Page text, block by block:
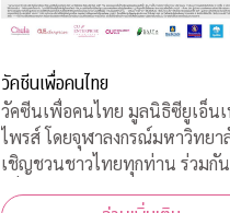
วัคซีนเพื่อคนไทย
วัคซีนเพื่อคนไทย มูลนิธิซียูเอ็น
ไพรส์ โดยจุฬาลงกรณ์มหาวิทยา
เชิญชวนชาวไทยทุกท่าน ร่วมกั
เพื่อเป็นทุนสนับสนุน นักวิจัยไท